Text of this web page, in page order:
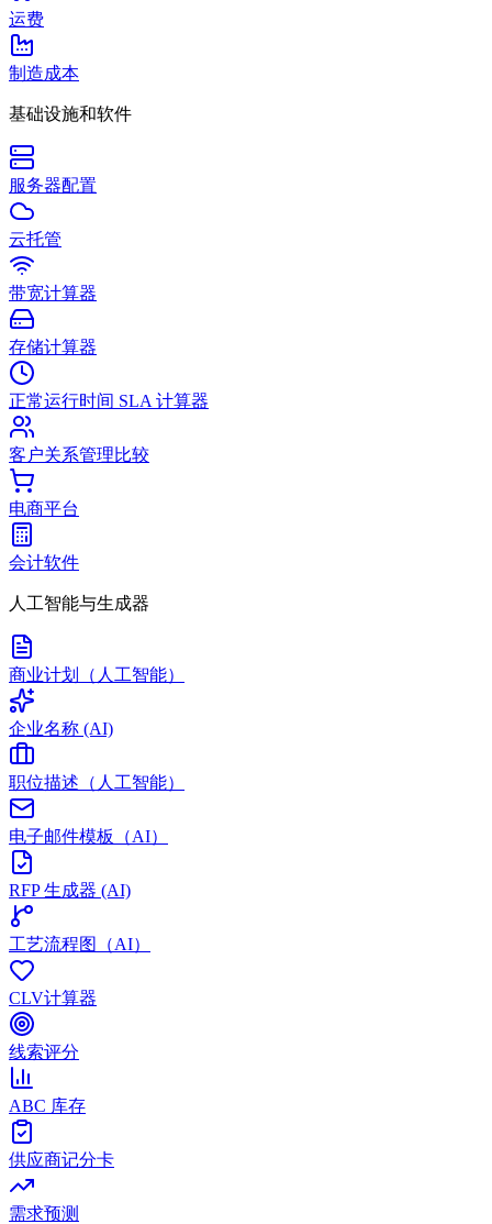
运费
制造成本
基础设施和软件
服务器配置
云托管
带宽计算器
存储计算器
正常运行时间 SLA 计算器
客户关系管理比较
电商平台
会计软件
人工智能与生成器
商业计划（人工智能）
企业名称 (AI)
职位描述（人工智能）
电子邮件模板（AI）
RFP 生成器 (AI)
工艺流程图（AI）
CLV计算器
线索评分
ABC 库存
供应商记分卡
需求预测